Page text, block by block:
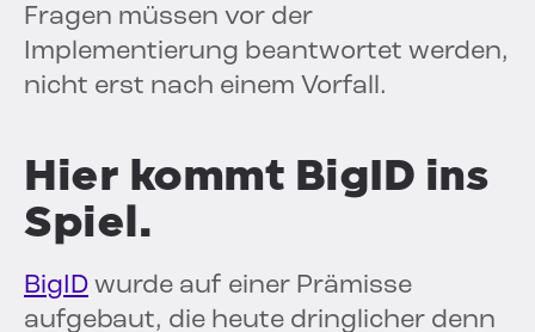
Fragen müssen vor der
Implementierung beantwortet werden,
nicht erst nach einem Vorfall.
Hier kommt BigID ins
Spiel.
BigID wurde auf einer Prämisse
aufgebaut, die heute dringlicher denn